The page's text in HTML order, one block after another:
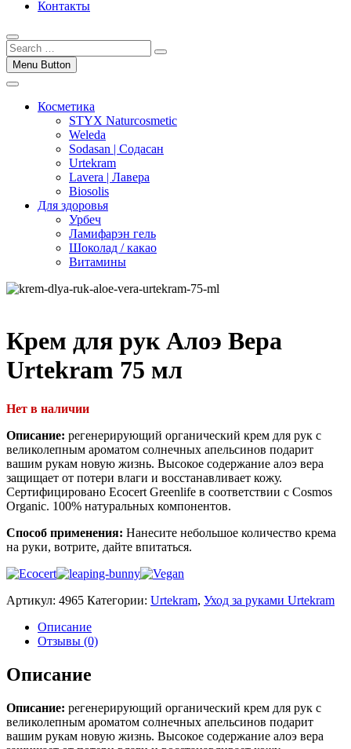
Контакты
Menu Button
Косметика
STYX Naturcosmetic
Weleda
Sodasan | Содасан
Urtekram
Lavera | Лавера
Biosolis
Для здоровья
Урбеч
Ламифарэн гель
Шоколад / какао
Витамины
Крем для рук Алоэ Вера
Urtekram 75 мл
Нет в наличии
Описание: регенерирующий органический крем для рук с
великолепным ароматом солнечных апельсинов подарит
вашим рукам новую жизнь. Высокое содержание алоэ вера
защищает от потери влаги и восстанавливает кожу.
Сертифицировано Ecocert Greenlife в соответствии с Cosmos
Organic. 100% натуральных компонентов.
Способ применения: Нанесите небольшое количество крема
на руки, вотрите, дайте впитаться.
Артикул: 4965 Категории: Urtekram, Уход за руками Urtekram
Описание
Отзывы (0)
Описание
Описание: регенерирующий органический крем для рук с
великолепным ароматом солнечных апельсинов подарит
вашим рукам новую жизнь. Высокое содержание алоэ вера